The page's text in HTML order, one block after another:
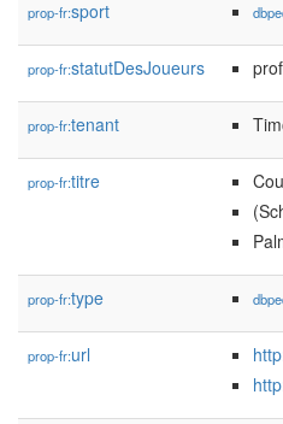
prop-fr:sport
prop-fr:statutDesJoueurs
prop-fr:tenant
prop-fr:titre
prop-fr:type
prop-fr:url